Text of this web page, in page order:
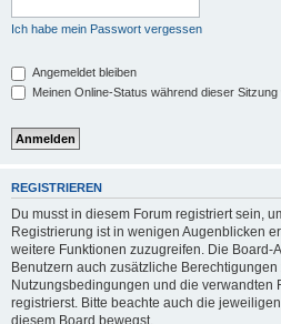
Ich habe mein Passwort vergessen
Angemeldet bleiben
Meinen Online-Status während dieser
REGISTRIEREN
Du musst in diesem Forum registriert sein,
Registrierung ist in wenigen Augenblicken
weitere Funktionen zuzugreifen. Die Board-
Benutzern auch zusätzliche
Nutzungsbedingungen und die verwandten
registrierst. Bitte beachte auch die
diesem Board bewegst.